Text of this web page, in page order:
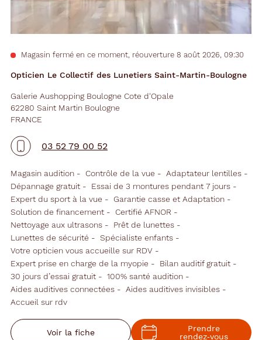
Opticien Le Collectif des Lunetiers Saint-Martin-Boulogne
Magasin fermé en ce moment, réouverture 8 août 2026, 09:30
Galerie Aushopping Boulogne Cote d'Opale
62280 Saint Martin Boulogne
FRANCE
03 52 79 00 52
Magasin audition Contrôle de la vue
Adaptateur lentilles
Dépannage gratuit
Essai de 3 montures pendant 7 jours
Expert du sport à la vue
Garantie casse et Adaptation
Solution de financement
Certifié AFNOR
Nettoyage aux ultrasons
Prêt de lunettes
Lunettes de sécurité
Spécialiste enfants
Votre opticien vous accueille sur RDV
Expert prise en charge de la myopie
Bilan auditif gratuit
30 jours d’essai gratuit
100% santé audition
Aides auditives connectées
Aides auditives invisibles
Accueil sur rdv
Voir la fiche
Prendre
rendez‑vous